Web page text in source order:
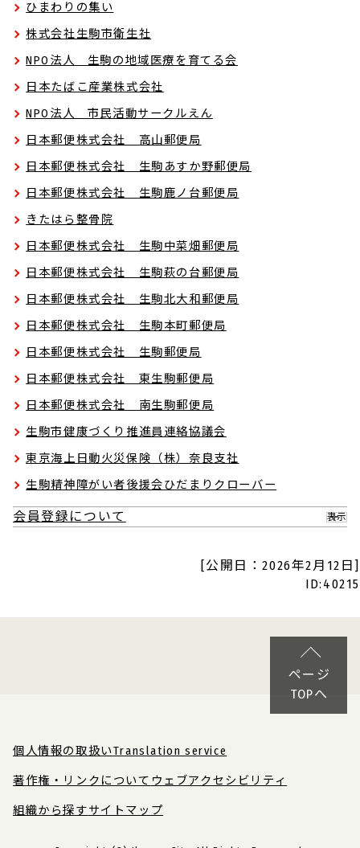
ひまわりの集い
株式会社生駒市衛生社
NPO法人 生駒の地域医療を育てる会
日本たばこ産業株式会社
NPO法人 市民活動サークルえん
日本郵便株式会社 高山郵便局
日本郵便株式会社 生駒あすか野郵便局
日本郵便株式会社 生駒鹿ノ台郵便局
きたはら整骨院
日本郵便株式会社 生駒中菜畑郵便局
日本郵便株式会社 生駒萩の台郵便局
日本郵便株式会社 生駒北大和郵便局
日本郵便株式会社 生駒本町郵便局
日本郵便株式会社 生駒郵便局
日本郵便株式会社 東生駒郵便局
日本郵便株式会社 南生駒郵便局
生駒市健康づくり推進員連絡協議会
東京海上日動火災保険（株）奈良支社
生駒精神障がい者後援会ひだまりクローバー
会員登録について 表示
[公開日：2026年2月12日]
ID:40215
ページ
TOPへ
個人情報の取扱いTranslation service
著作権・リンクについて ウェブアクセシビリティ
組織から探すサイトマップ